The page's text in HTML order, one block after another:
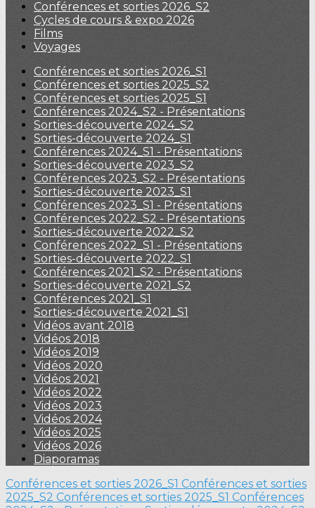
Conférences et sorties 2026_S2
Cycles de cours & expo 2026
Films
Voyages
Conférences et sorties 2026_S1
Conférences et sorties 2025_S2
Conférences et sorties 2025_S1
Conférences 2024_S2 - Présentations
Sorties-découverte 2024_S2
Sorties-découverte 2024_S1
Conférences 2024_S1 - Présentations
Sorties-découverte 2023_S2
Conférences 2023_S2 - Présentations
Sorties-découverte 2023_S1
Conférences 2023_S1 - Présentations
Conférences 2022_S2 - Présentations
Sorties-découverte 2022_S2
Conférences 2022_S1 - Présentations
Sorties-découverte 2022_S1
Conférences 2021_S2 - Présentations
Sorties-découverte 2021_S2
Conférences 2021_S1
Sorties-découverte 2021_S1
Vidéos avant 2018
Vidéos 2018
Vidéos 2019
Vidéos 2020
Vidéos 2021
Vidéos 2022
Vidéos 2023
Vidéos 2024
Vidéos 2025
Vidéos 2026
Diaporamas
Conférences et sorties 2026_S1 Conférences et sorties
2025_S2 Conférences et sorties 2025_S1 Conférences